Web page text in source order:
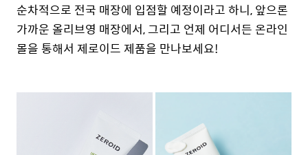
순차적으로 전국 매장에 입점할 예정이라고 하니, 앞으론
가까운 올리브영 매장에서, 그리고 언제 어디서든 온라인
몰을 통해서 제로이드 제품을 만나보세요!